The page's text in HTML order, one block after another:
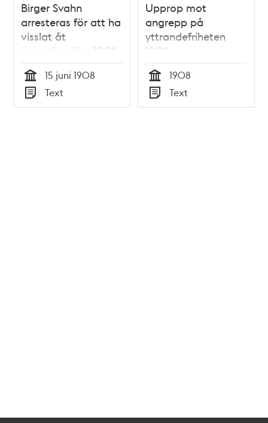
Birger Svahn
arresteras för att ha
visslat åt
kungafamiljen 1908
Tid
15 juni 1908
Typ
Text
Upprop mot
angrepp på
yttrandefriheten
1908
Tid
1908
Typ
Text